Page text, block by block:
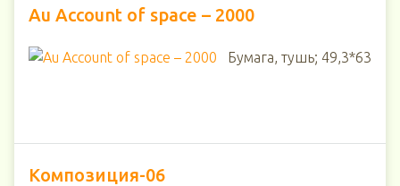
Au Account of space – 2000
Бумага, тушь; 49,3*63
Композиция-06